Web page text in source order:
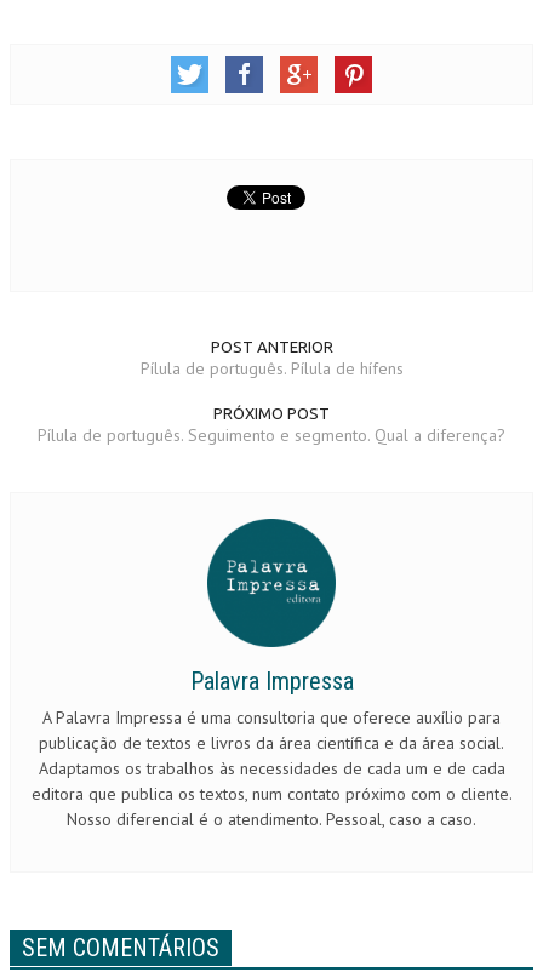
POST ANTERIOR
Pílula de português. Pílula de hífens
PRÓXIMO POST
Pílula de português. Seguimento e segmento. Qual a diferença?
Palavra Impressa
A Palavra Impressa é uma consultoria que oferece auxílio para
publicação de textos e livros da área científica e da área social.
Adaptamos os trabalhos às necessidades de cada um e de cada
editora que publica os textos, num contato próximo com o cliente.
Nosso diferencial é o atendimento. Pessoal, caso a caso.
SEM COMENTÁRIOS